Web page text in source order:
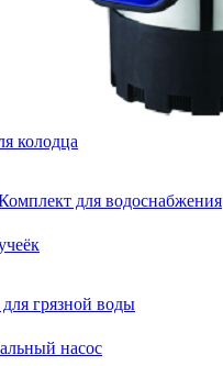
колодца
для водоснабжения
грязной воды
насос